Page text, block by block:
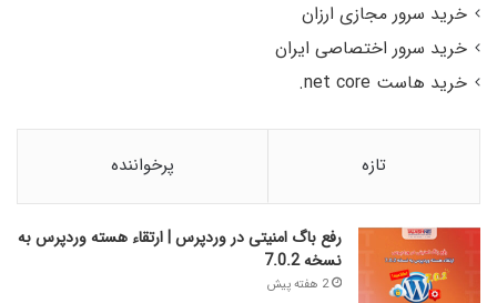
خرید سرور مجازی ارزان
خرید سرور اختصاصی ایران
خرید هاست net core.
تازه پرخواننده
رفع باگ امنیتی در وردپرس | ارتقاء هسته وردپرس به
نسخه 7.0.2
2 هفته پیش